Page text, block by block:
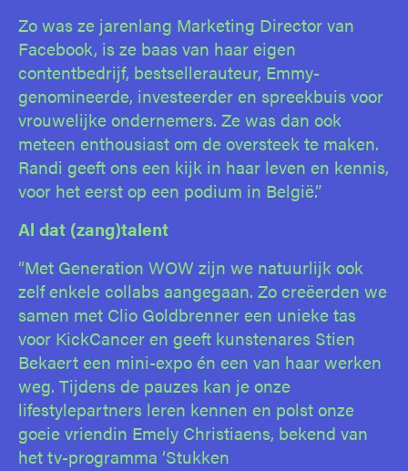
Zo was ze jarenlang Marketing Director van
Facebook, is ze baas van haar eigen
contentbedrijf, bestsellerauteur, Emmy-
genomineerde, investeerder en spreekbuis voor
vrouwelijke ondernemers. Ze was dan ook
meteen enthousiast om de oversteek te maken.
Randi geeft ons een kijk in haar leven en kennis,
voor het eerst op een podium in België.”
Al dat (zang)talent
“Met Generation WOW zijn we natuurlijk ook
zelf enkele collabs aangegaan. Zo creëerden we
samen met Clio Goldbrenner een unieke tas
voor KickCancer en geeft kunstenares Stien
Bekaert een mini-expo én een van haar werken
weg. Tijdens de pauzes kan je onze
lifestylepartners leren kennen en polst onze
goeie vriendin Emely Christiaens, bekend van
het tv-programma ‘Stukken